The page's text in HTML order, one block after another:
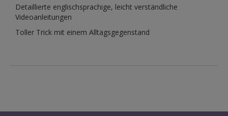
Detaillierte englischsprachige, leicht verständliche
Videoanleitungen
Toller Trick mit einem Alltagsgegenstand